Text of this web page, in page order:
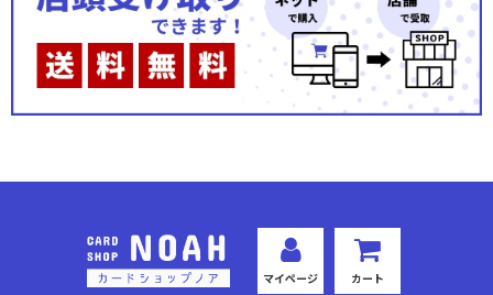
マイページ カート